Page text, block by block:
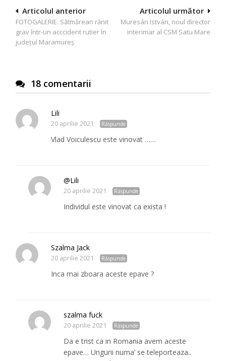
Navigare
în
articole
Articolul următor
Muresán István, noul director
interimar al CSM Satu Mare
Articolul anterior
FOTOGALERIE. Sătmărean rănit
grav într-un acccident rutier în
județul Maramureș
18 comentarii
Lili
20 aprilie 2021 Răspunde
Vlad Voiculescu este vinovat ……
@Lili
20 aprilie 2021 Răspunde
Individul este vinovat ca exista !
Szalma Jack
20 aprilie 2021 Răspunde
Inca mai zboara aceste epave ?
szalma fuck
20 aprilie 2021 Răspunde
Da e trist ca in Romania avem aceste
epave… Ungurii numa’ se teleporteaza..